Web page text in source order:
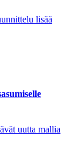
lisää
uutta mallia